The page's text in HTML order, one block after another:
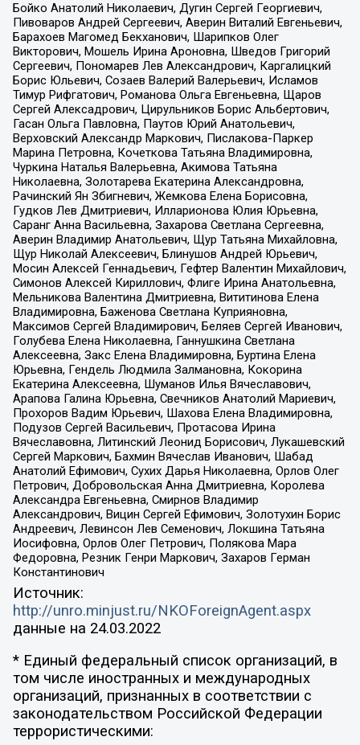
Бойко Анатолий Николаевич, Дугин Сергей Георгиевич,
Пивоваров Андрей Сергеевич, Аверин Виталий Евгеньевич,
Барахоев Магомед Бекханович, Шарипков Олег
Викторович, Мошель Ирина Ароновна, Шведов Григорий
Сергеевич, Пономарев Лев Александрович, Каргалицкий
Борис Юльевич, Созаев Валерий Валерьевич, Исламов
Тимур Рифгатович, Романова Ольга Евгеньевна, Щаров
Сергей Алексадрович, Цирульников Борис Альбертович,
Гасан Ольга Павловна, Паутов Юрий Анатольевич,
Верховский Александр Маркович, Пислакова-Паркер
Марина Петровна, Кочеткова Татьяна Владимировна,
Чуркина Наталья Валерьевна, Акимова Татьяна
Николаевна, Золотарева Екатерина Александровна,
Рачинский Ян Збигневич, Жемкова Елена Борисовна,
Гудков Лев Дмитриевич, Илларионова Юлия Юрьевна,
Саранг Анна Васильевна, Захарова Светлана Сергеевна,
Аверин Владимир Анатольевич, Щур Татьяна Михайловна,
Щур Николай Алексеевич, Блинушов Андрей Юрьевич,
Мосин Алексей Геннадьевич, Гефтер Валентин Михайлович,
Симонов Алексей Кириллович, Флиге Ирина Анатольевна,
Мельникова Валентина Дмитриевна, Вититинова Елена
Владимировна, Баженова Светлана Куприяновна,
Максимов Сергей Владимирович, Беляев Сергей Иванович,
Голубева Елена Николаевна, Ганнушкина Светлана
Алексеевна, Закс Елена Владимировна, Буртина Елена
Юрьевна, Гендель Людмила Залмановна, Кокорина
Екатерина Алексеевна, Шуманов Илья Вячеславович,
Арапова Галина Юрьевна, Свечников Анатолий Мариевич,
Прохоров Вадим Юрьевич, Шахова Елена Владимировна,
Подузов Сергей Васильевич, Протасова Ирина
Вячеславовна, Литинский Леонид Борисович, Лукашевский
Сергей Маркович, Бахмин Вячеслав Иванович, Шабад
Анатолий Ефимович, Сухих Дарья Николаевна, Орлов Олег
Петрович, Добровольская Анна Дмитриевна, Королева
Александра Евгеньевна, Смирнов Владимир
Александрович, Вицин Сергей Ефимович, Золотухин Борис
Андреевич, Левинсон Лев Семенович, Локшина Татьяна
Иосифовна, Орлов Олег Петрович, Полякова Мара
Федоровна, Резник Генри Маркович, Захаров Герман
Константинович
Источник:
http://unro.minjust.ru/NKOForeignAgent.aspx
данные на 24.03.2022
* Единый федеральный список организаций, в
том числе иностранных и международных
организаций, признанных в соответствии с
законодательством Российской Федерации
террористическими: